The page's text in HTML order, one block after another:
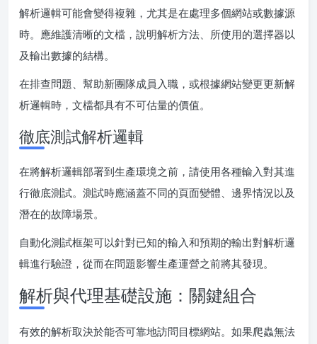
解析邏輯可能會變得複雜，尤其是在處理多個網站或數據源
時。應維護清晰的文檔，說明解析方法、所使用的選擇器以
及輸出數據的結構。
在排查問題、幫助新團隊成員入職，或根據網站變更更新解
析邏輯時，文檔都具有不可估量的價值。
徹底測試解析邏輯
在將解析邏輯部署到生產環境之前，請使用各種輸入對其進
行徹底測試。測試時應涵蓋不同的頁面變體、邊界情況以及
潛在的故障場景。
自動化測試框架可以針對已知的輸入和預期的輸出對解析邏
輯進行驗證，從而在問題影響生產運營之前將其發現。
解析與代理基礎設施：關鍵組合
有效的解析取決於能否可靠地訪問目標網站。如果爬蟲無法